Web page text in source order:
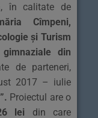
, în calitate de
Cîmpeni,
și Turism
din
de parteneri,
2017 – iulie
. Proiectul are o
lei din care